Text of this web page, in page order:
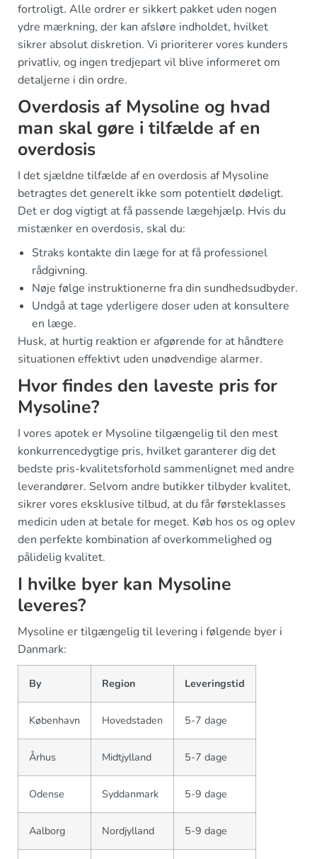
fortroligt. Alle ordrer er sikkert pakket uden nogen
ydre mærkning, der kan afsløre indholdet, hvilket
sikrer absolut diskretion. Vi prioriterer vores kunders
privatliv, og ingen tredjepart vil blive informeret om
detaljerne i din ordre.
Overdosis af Mysoline og hvad
man skal gøre i tilfælde af en
overdosis
I det sjældne tilfælde af en overdosis af Mysoline
betragtes det generelt ikke som potentielt dødeligt.
Det er dog vigtigt at få passende lægehjælp. Hvis du
mistænker en overdosis, skal du:
Straks kontakte din læge for at få professionel
rådgivning.
Nøje følge instruktionerne fra din sundhedsudbyder.
Undgå at tage yderligere doser uden at konsultere
en læge.
Husk, at hurtig reaktion er afgørende for at håndtere
situationen effektivt uden unødvendige alarmer.
Hvor findes den laveste pris for
Mysoline?
I vores apotek er Mysoline tilgængelig til den mest
konkurrencedygtige pris, hvilket garanterer dig det
bedste pris-kvalitetsforhold sammenlignet med andre
leverandører. Selvom andre butikker tilbyder kvalitet,
sikrer vores eksklusive tilbud, at du får førsteklasses
medicin uden at betale for meget. Køb hos os og oplev
den perfekte kombination af overkommelighed og
pålidelig kvalitet.
I hvilke byer kan Mysoline
leveres?
Mysoline er tilgængelig til levering i følgende byer i
Danmark:
By Region Leveringstid
København Hovedstaden 5-7 dage
Århus Midtjylland 5-7 dage
Odense Syddanmark 5-9 dage
Aalborg Nordjylland 5-9 dage